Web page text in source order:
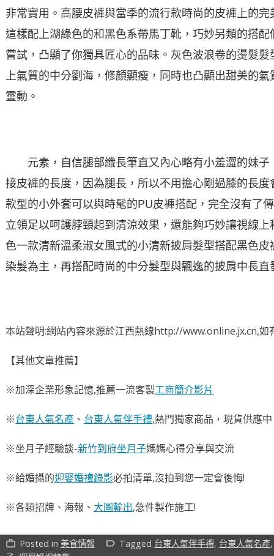
非常實用。高腰皮褲與當季的流行款時尚的皮褲上的
這樣配上湖綠色的和黑色系帶馬丁靴，巧妙另類的搭
嘗試，凸顯了你獨具匠心的品味。灰色波浪卷的燙髮
上氣質的中分劉海，修顏顯瘦，同時也凸顯出甜美的
靈動。
元素，自信腿部纖長筆直又內心略有小羞澀的妹子
接皮褲的長度，因為腿長，所以不用擔心剛過膝的長
款型的小外套可以與時髦的PU皮褲搭配，完全沒有了
立領足以呵護脖頸起到清涼效果，還能夠巧妙讓視線
色一款清新溫柔淑女風式的小清新披肩髮型搭配黑色
染髮為主，再搭配時尚的中分髮型與飄逸的披肩中長
本站聲明:網站內容來源於江西熱線http://www.online.jx.cn,如
【其他文章推薦】
※加深企業形象記憶,推薦一流客製工商簡介影片
※台東人氣名產、 台東人氣伴手禮,熱門獨家商品，現貨供應中
※坐月子經驗談-新竹到府坐月子媽媽心得分享與交流
※給婚攝的迎娶婚禮錄影必拍清單,沒拍到您一定會後悔!
※各類招牌、海報、 大圖輸出,急件製作施工!
work_outline Posted in 美食情報 label_outline Tagged 台東人氣伴手禮, 台東人氣名產